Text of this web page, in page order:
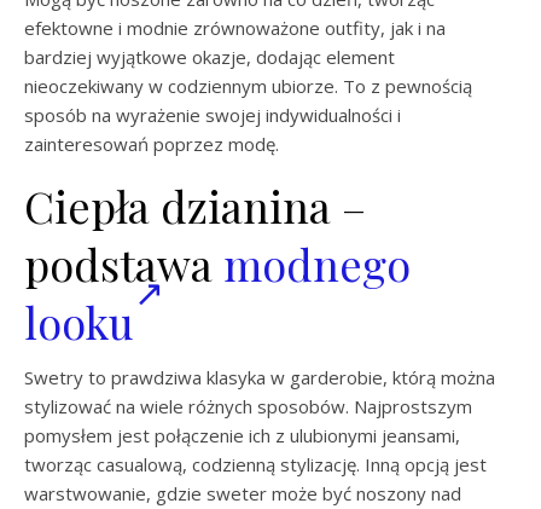
efektowne i modnie zrównoważone outfity, jak i na
bardziej wyjątkowe okazje, dodając element
nieoczekiwany w codziennym ubiorze. To z pewnością
sposób na wyrażenie swojej indywidualności i
zainteresowań poprzez modę.
Ciepła dzianina –
podstawa modnego
looku
Swetry to prawdziwa klasyka w garderobie, którą można
stylizować na wiele różnych sposobów. Najprostszym
pomysłem jest połączenie ich z ulubionymi jeansami,
tworząc casualową, codzienną stylizację. Inną opcją jest
warstwowanie, gdzie sweter może być noszony nad